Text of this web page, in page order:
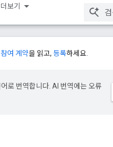
더보기
참여 계약을 읽고, 등록하세요.
로 번역합니다. AI 번역에는 오류